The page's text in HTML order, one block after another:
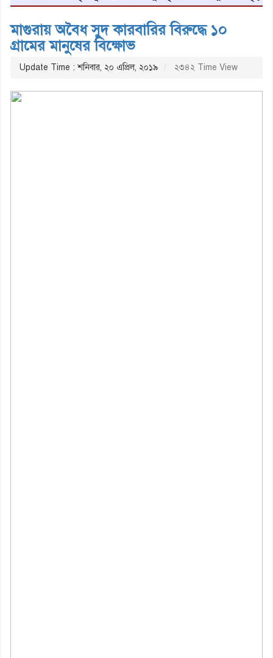
মাগুরায় অবৈধ সুদ কারবারির বিরুদ্ধে ১০
গ্রামের মানুষের বিক্ষোভ
Update Time : শনিবার, ২০ এপ্রিল, ২০১৯ ২৩৪২ Time View